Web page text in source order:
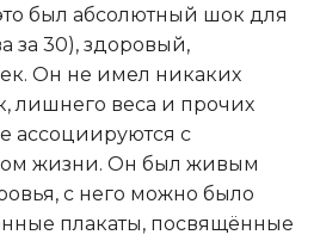
был абсолютный шок для
за 30), здоровый,
Он не имел никаких
лишнего веса и прочих
ассоциируются с
жизни. Он был живым
с него можно было
плакаты, посвящённые